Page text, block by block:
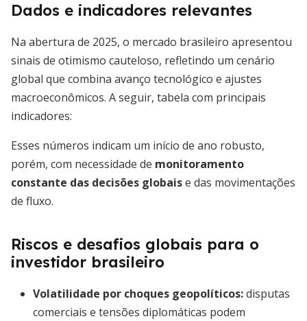
Dados e indicadores relevantes
Na abertura de 2025, o mercado brasileiro apresentou
sinais de otimismo cauteloso, refletindo um cenário
global que combina avanço tecnológico e ajustes
macroeconômicos. A seguir, tabela com principais
indicadores:
Esses números indicam um início de ano robusto,
porém, com necessidade de monitoramento
constante das decisões globaise das movimentações
de fluxo.
Riscos e desafios globais para o
investidor brasileiro
Volatilidade por choques geopolíticos:disputas
comerciais e tensões diplomáticas podem